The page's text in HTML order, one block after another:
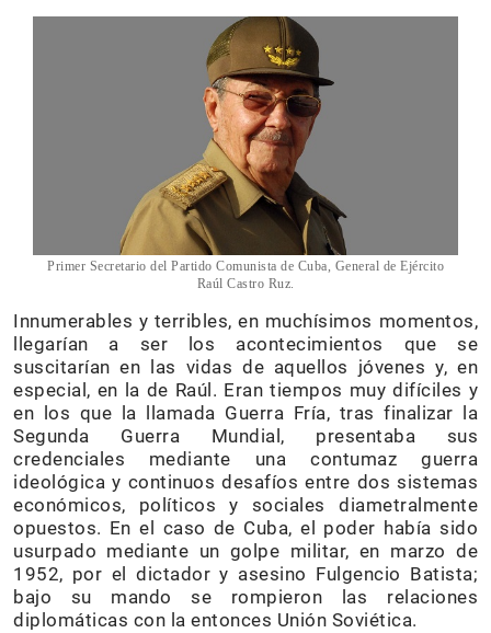
Primer Secretario del Partido Comunista de Cuba, General de Ejército
Raúl Castro Ruz.
Innumerables y terribles, en muchísimos momentos,
llegarían a ser los acontecimientos que se
suscitarían en las vidas de aquellos jóvenes y, en
especial, en la de Raúl. Eran tiempos muy difíciles y
en los que la llamada Guerra Fría, tras finalizar la
Segunda Guerra Mundial, presentaba sus
credenciales mediante una contumaz guerra
ideológica y continuos desafíos entre dos sistemas
económicos, políticos y sociales diametralmente
opuestos. En el caso de Cuba, el poder había sido
usurpado mediante un golpe militar, en marzo de
1952, por el dictador y asesino Fulgencio Batista;
bajo su mando se rompieron las relaciones
diplomáticas con la entonces Unión Soviética.